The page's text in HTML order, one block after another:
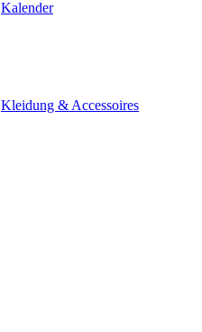
Kalender
Kleidung & Accessoires